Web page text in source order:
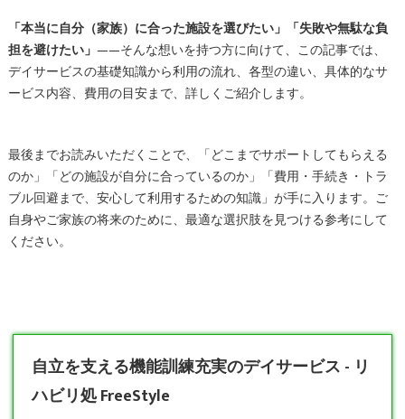
「本当に自分（家族）に合った施設を選びたい」「失敗や無駄な負
担を避けたい」 ——そんな想いを持つ方に向けて、この記事では、
デイサービスの基礎知識から利用の流れ、各型の違い、具体的なサ
ービス内容、費用の目安まで、詳しくご紹介します。
最後までお読みいただくことで、「どこまでサポートしてもらえる
のか」「どの施設が自分に合っているのか」「費用・手続き・トラ
ブル回避まで、安心して利用するための知識」が手に入ります。ご
自身やご家族の将来のために、最適な選択肢を見つける参考にして
ください。
自立を支える機能訓練充実のデイサービス - リ
ハビリ処 FreeStyle